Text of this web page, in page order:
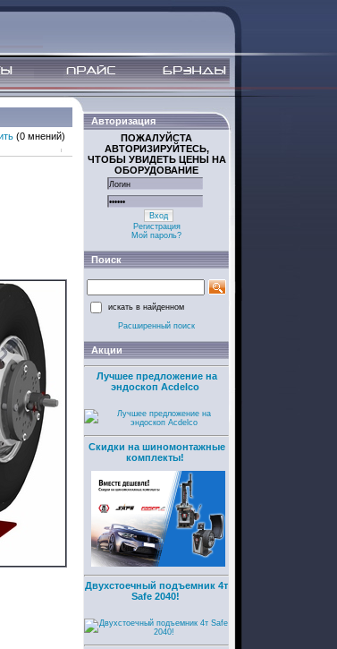
(0 мнений)
Авторизация
ПОЖАЛУЙСТА
АВТОРИЗИРУЙТЕСЬ,
ЧТОБЫ УВИДЕТЬ ЦЕНЫ НА
ОБОРУДОВАНИЕ
Вход
Регистрация
Мой пароль?
Поиск
искать в найденном
Расширенный поиск
Акции
Лучшее предложение на
эндоскоп Acdelco
Скидки на шиномонтажные
комплекты!
Двухстоечный подъемник 4т
Safe 2040!